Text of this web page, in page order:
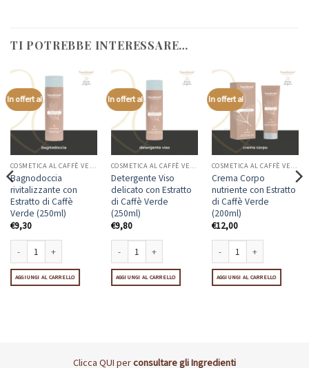
TI POTREBBE INTERESSARE…
In offerta!
COSMETICA AL CAFFÈ VERDE
Bagnodoccia
rivitalizzante con
Estratto di Caffè
Verde (250ml)
€9,30
Bagnodoccia rivitalizzante con Estratto di Caffè Verde (250ml) quantità
AGGIUNGI AL CARRELLO
In offerta!
COSMETICA AL CAFFÈ VERDE
Detergente Viso
delicato con Estratto
di Caffè Verde
(250ml)
€9,80
Detergente Viso delicato con Estratto di Caffè Verde
AGGIUNGI AL CARRELLO
In offerta!
COSMETICA AL CAFFÈ VERDE
Crema Corpo
nutriente con Estratto
di Caffè Verde
(200ml)
€12,00
Crema Corpo nutriente
AGGIUNGI AL CARRELLO
con Estratto di Caffè Verde (250ml) quantità
CliccaQUIperconsultare gli Ingredienti